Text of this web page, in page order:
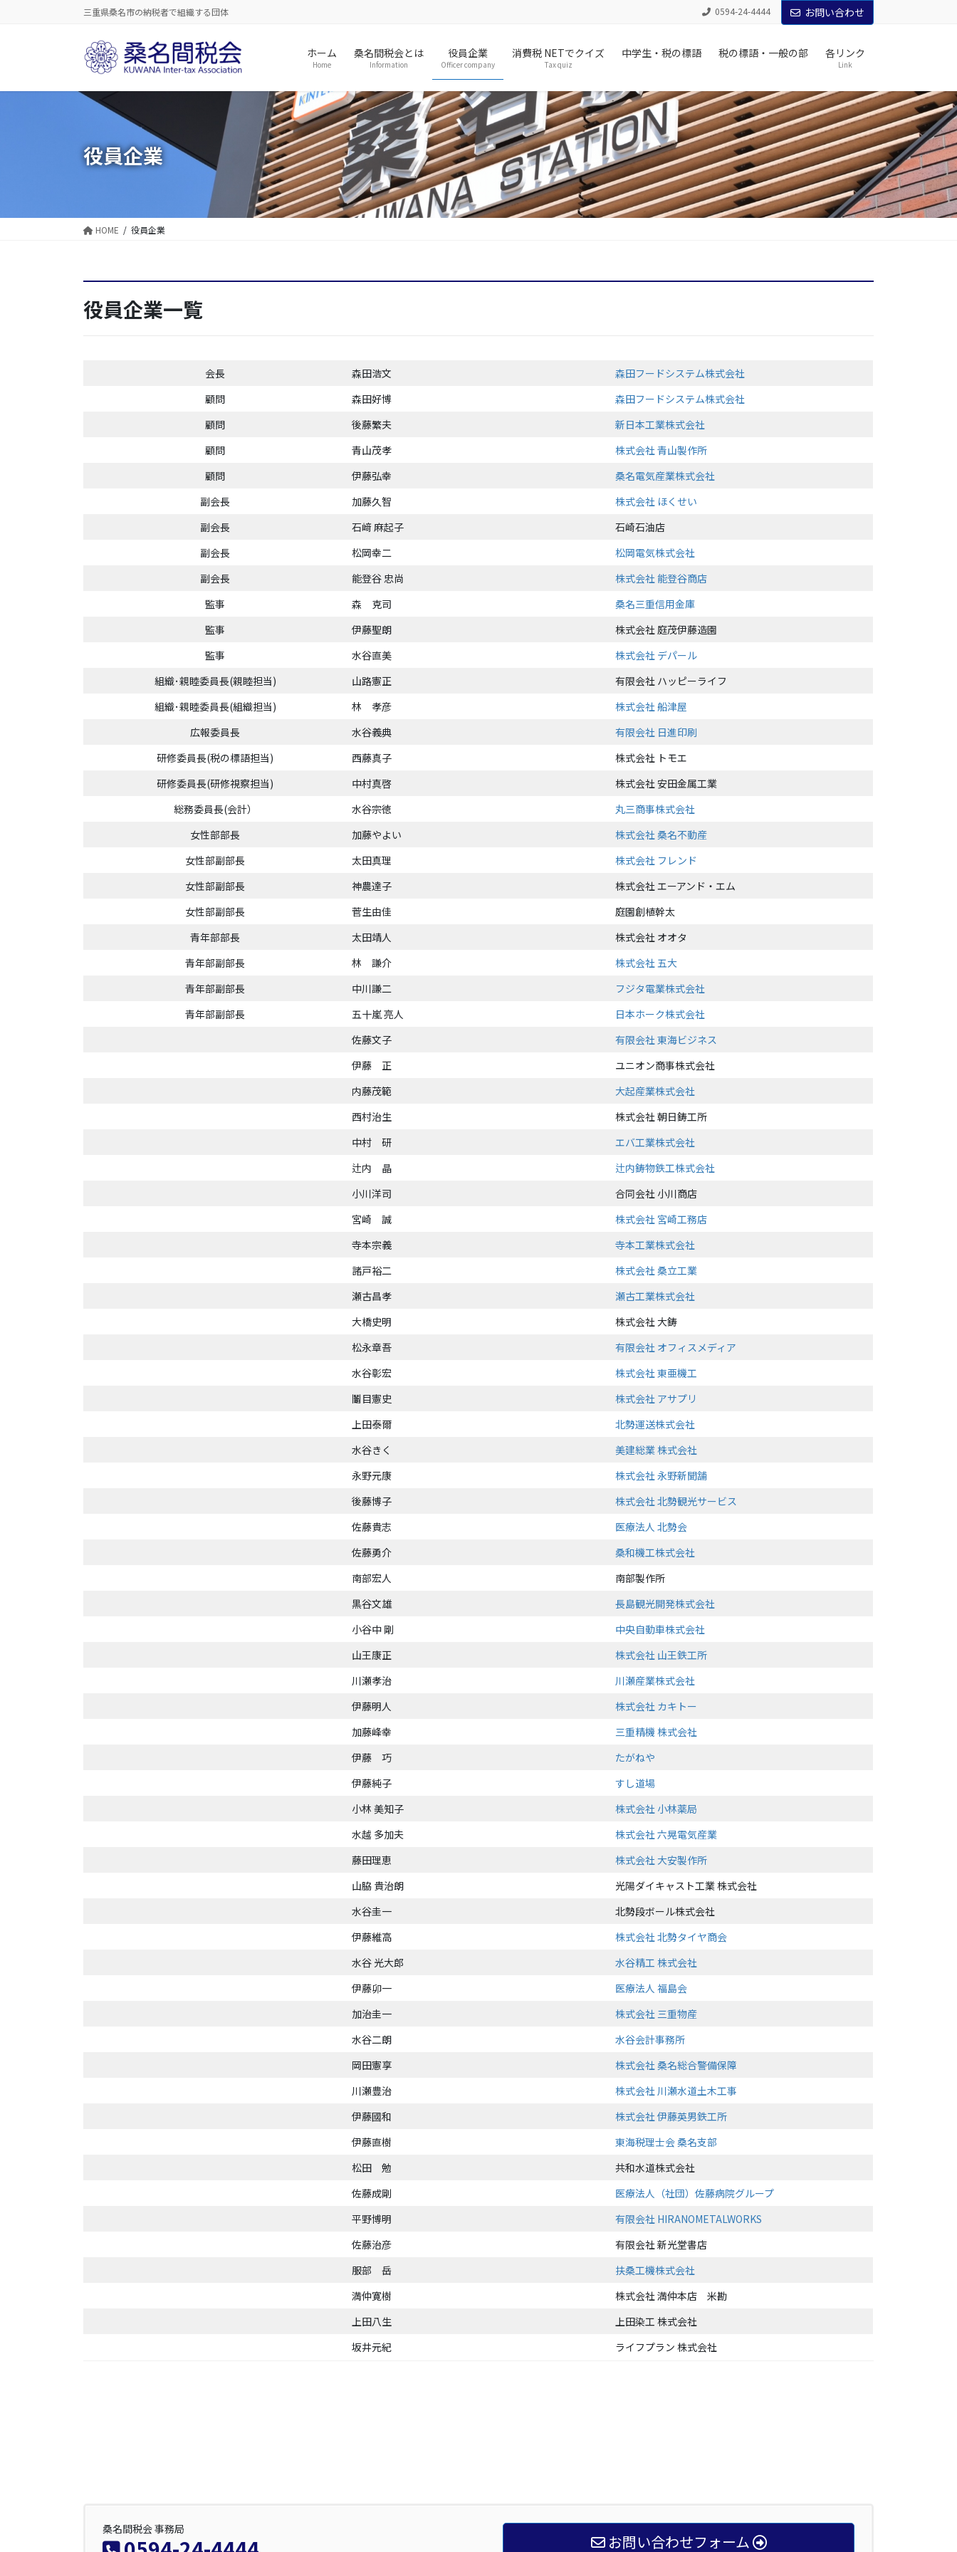
に
ョ
三重県桑名市の納税者で組織する団体 0594-24-4444 お問い合わせ
ホーム
Home
桑名間税会とは
Information
役員企業
Officer company
消費税 NETでクイズ
Tax quiz
中学生・税の標語 税の標語・一般の部 各リンク
Link
役員企業
HOME 役員企業
役員企業一覧
会長 森田浩文
森田フードシステム株式会社
顧問
森田好博
森田フードシステム株式会社
顧問
後藤繁夫
新日本工業株式会社
顧問
青山茂孝
株式会社 青山製作所
顧問
伊藤弘幸
桑名電気産業株式会社
副会長
加藤久智
株式会社 ほくせい
副会長
石﨑 麻起子
石崎石油店
副会長
松岡幸二
松岡電気株式会社
副会長
能登谷 忠尚
株式会社 能登谷商店
監事
森 克司
桑名三重信用金庫
監事
伊藤聖朗
株式会社 庭茂伊藤造園
監事
水谷直美
株式会社 デパール
組織･親睦委員長(親睦担当)
山路憲正
有限会社 ハッピーライフ
組織･親睦委員長(組織担当)
林 孝彦
株式会社 船津屋
広報委員長
水谷義典
有限会社 日進印刷
研修委員長(税の標語担当)
西藤真子
株式会社 トモエ
研修委員長(研修視察担当)
中村真啓
株式会社 安田金属工業
総務委員長(会計）
水谷宗徳
丸三商事株式会社
女性部部長
加藤やよい
株式会社 桑名不動産
女性部副部長
太田真理
株式会社 フレンド
女性部副部長
神農達子
株式会社 エーアンド・エム
女性部副部長
菅生由佳
庭園創植幹太
青年部部長
太田靖人
株式会社 オオタ
青年部副部長
林 謙介
株式会社 五大
青年部副部長
中川謙二
フジタ電業株式会社
青年部副部長
五十嵐 亮人
日本ホーク株式会社
佐藤文子
有限会社 東海ビジネス
伊藤 正
ユニオン商事株式会社
内藤茂範
大起産業株式会社
西村治生
株式会社 朝日鋳工所
中村 研
エバ工業株式会社
辻内 晶
辻内鋳物鉄工株式会社
小川洋司
合同会社 小川商店
宮崎 誠
株式会社 宮崎工務店
寺本宗義
寺本工業株式会社
諸戸裕二
株式会社 桑立工業
瀬古昌孝
瀬古工業株式会社
大橋史明
株式会社 大鋳
松永章吾
有限会社 オフィスメディア
水谷彰宏
株式会社 東亜機工
鬮目憲史
株式会社 アサプリ
上田泰爾
北勢運送株式会社
水谷きく
美建総業 株式会社
永野元康
株式会社 永野新聞舗
後藤博子
株式会社 北勢観光サービス
佐藤貴志
医療法人 北勢会
佐藤勇介
桑和機工株式会社
南部宏人
南部製作所
黒谷文雄
長島観光開発株式会社
小谷中 剛
中央自動車株式会社
山王康正
株式会社 山王鉄工所
川瀬孝治
川瀬産業株式会社
伊藤明人
株式会社 カキトー
加藤峰幸
三重精機 株式会社
伊藤 巧
たがねや
伊藤純子
すし道場
小林 美知子
株式会社 小林薬局
水越 多加夫
株式会社 六晃電気産業
藤田理恵
株式会社 大安製作所
山脇 貴治朗
光陽ダイキャスト工業 株式会社
水谷圭一
北勢段ボール株式会社
伊藤維高
株式会社 北勢タイヤ商会
水谷 光大郎
水谷精工 株式会社
伊藤卯一
医療法人 福島会
加治圭一
株式会社 三重物産
水谷二朗
水谷会計事務所
岡田憲享
株式会社 桑名総合警備保障
川瀬豊治
株式会社 川瀬水道土木工事
伊藤國和
株式会社 伊藤英男鉄工所
伊藤直樹
東海税理士会 桑名支部
松田 勉
共和水道株式会社
佐藤成剛
医療法人（社団）佐藤病院グループ
平野博明
有限会社 HIRANOMETALWORKS
佐藤治彦
有限会社 新光堂書店
服部 岳
扶桑工機株式会社
満仲寛樹
株式会社 満仲本店 米勘
上田八生
上田染工 株式会社
坂井元紀
ライフプラン 株式会社
桑名間税会 事務局
お問い合わせフォーム